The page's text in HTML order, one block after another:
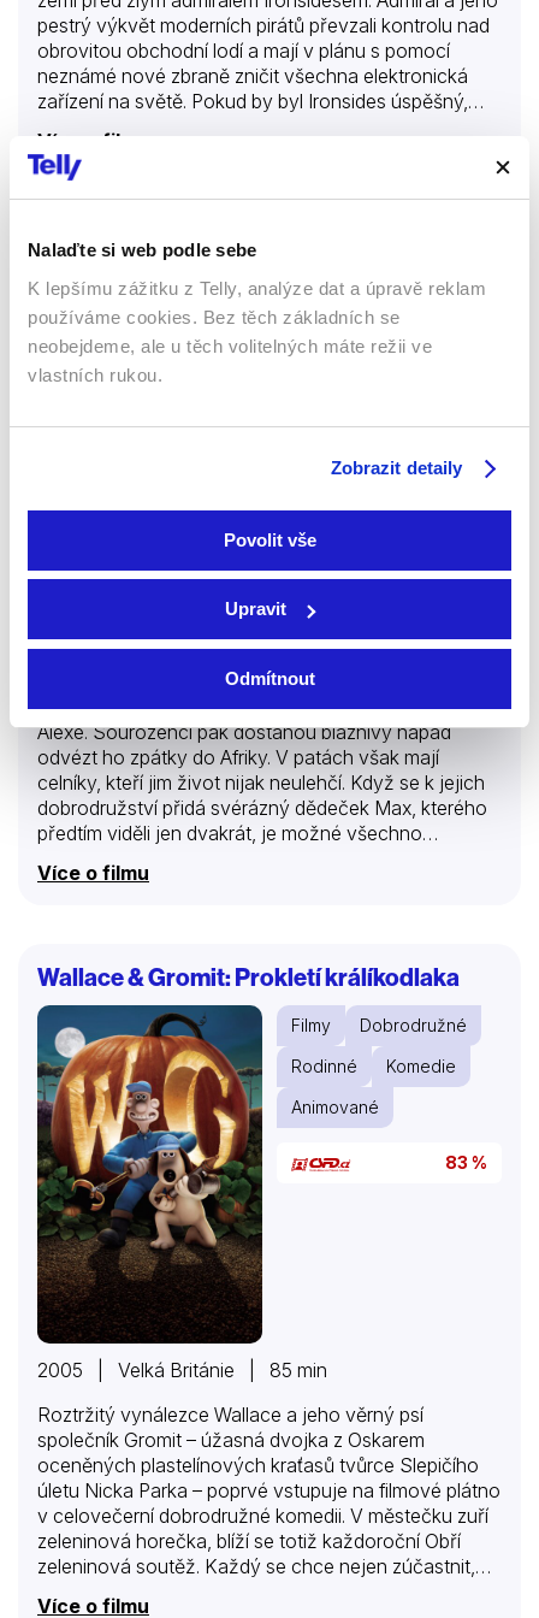
Nalaďte si web podle sebe
K lepšímu zážitku z Telly, analýze dat a úpravě reklam
používáme cookies. Bez těch základních se
neobejdeme, ale u těch volitelných máte režii ve
vlastních rukou.
Zobrazit detaily
Povolit vše
Upravit
Odmítnout
pestrý výkvět moderních pirátů převzali kontrolu nad
obrovitou obchodní lodí a mají v plánu s pomocí
neznámé nové zbraně zničit všechna elektronická
zařízení na světě. Pokud by byl Ironsides úspěšný,
Více o filmu
King: Návrat domů
Filmy
Dobrodružné
2022 | Francie, Belgie | 105 min
King, lvíče určené k pašování, uteče z letiště a najde
útočiště v domě dvanáctileté Inès a patnáctiletého
Alexe. Sourozenci pak dostanou bláznivý nápad
odvézt ho zpátky do Afriky. V patách však mají
celníky, kteří jim život nijak neulehčí. Když se k jejich
dobrodružství přidá svérázný dědeček Max, kterého
předtím viděli jen dvakrát, je možné všechno…
Více o filmu
Wallace & Gromit: Prokletí králíkodlaka
Filmy
Dobrodružné
Rodinné
Komedie
Animované
83 %
2005 | Velká Británie | 85 min
Roztržitý vynálezce Wallace a jeho věrný psí
společník Gromit – úžasná dvojka z Oskarem
oceněných plastelínových kraťasů tvůrce Slepičího
úletu Nicka Parka – poprvé vstupuje na filmové plátno
v celovečerní dobrodružné komedii. V městečku zuří
zeleninová horečka, blíží se totiž každoroční Obří
zeleninová soutěž. Každý se chce nejen zúčastnit,
Více o filmu